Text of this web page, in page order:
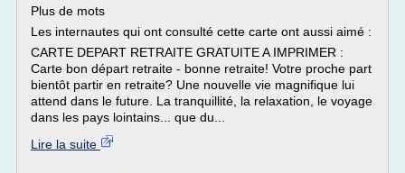
Plus de mots
Les internautes qui ont consulté cette carte ont aussi aimé :
CARTE DEPART RETRAITE GRATUITE A IMPRIMER :
Carte bon départ retraite - bonne retraite! Votre proche part
bientôt partir en retraite? Une nouvelle vie magnifique lui
attend dans le future. La tranquillité, la relaxation, le voyage
dans les pays lointains... que du...
Lire la suite